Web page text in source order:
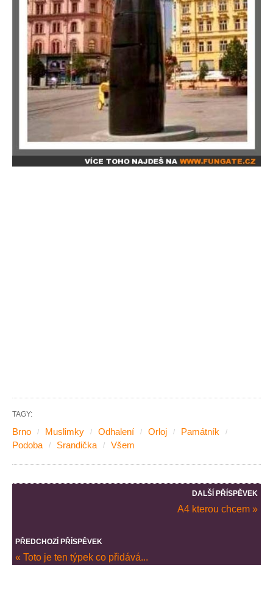
TAGY:
Brno Muslimky Odhalení Orloj
Památník
Podoba
Srandička Všem
DALŠÍ PŘÍSPĚVEK
A4 kterou chcem »
PŘEDCHOZÍ PŘÍSPĚVEK
« Toto je ten týpek co přidává...